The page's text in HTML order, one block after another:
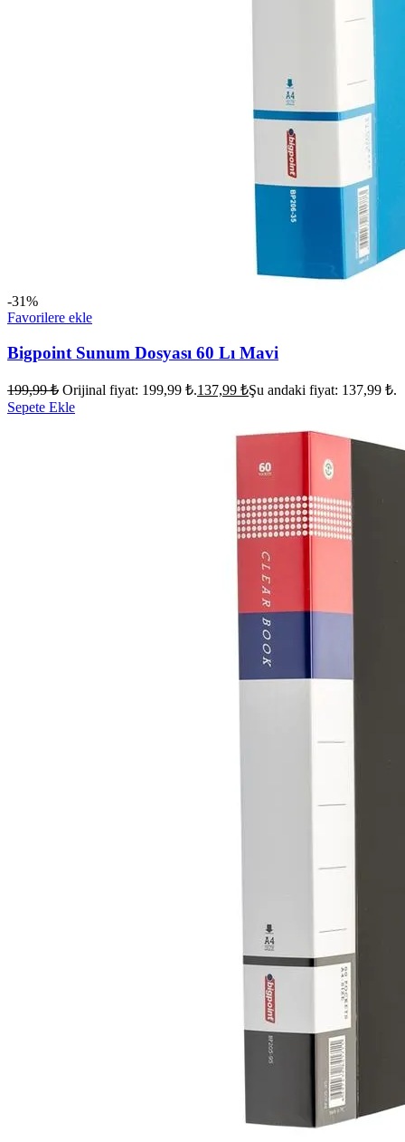
-31%
Favorilere ekle
Bigpoint Sunum Dosyası 60 Lı Mavi
199,99₺ Orijinal fiyat: 199,99 ₺.137,99 ₺Şu andaki fiyat: 137,99 ₺.
Sepete Ekle